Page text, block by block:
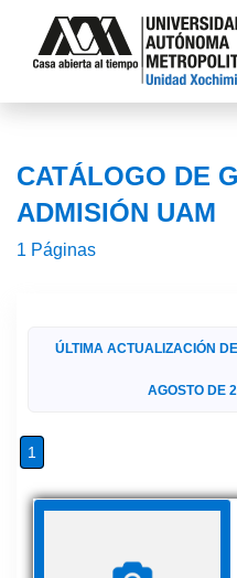
CATÁLOGO DE
ADMISIÓN UAM
1 Páginas
ÚLTIMA ACTUALIZACIÓN
AGOSTO DE
1